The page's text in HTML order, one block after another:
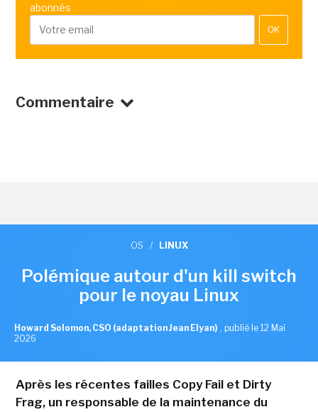
abonnés
OK
Commentaire
OS / LINUX
Polémique autour d'un kill switch
pour le noyau Linux
Howard Solomon, CSO (adaptation Jean Elyan) , publié le 12 Mai
2026
Après les récentes failles Copy Fail et Dirty
Frag, un responsable de la maintenance du